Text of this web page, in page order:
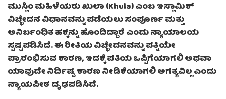
ಮುಸ್ಲಿಂ ಮಹಿಳೆಯರು ಖುಲಾ (Khula) ಎಂಬ ಇಸ್ಲಾಮಿಕ್
ವಿಚ್ಛೇದನ ವಿಧಾನವನ್ನು ಪಡೆಯಲು ಸಂಪೂರ್ಣ ಮತ್ತು
ಅನಿರ್ಬಂಧಿತ ಹಕ್ಕನ್ನು ಹೊಂದಿದ್ದಾರೆ ಎಂದು ನ್ಯಾಯಾಲಯ
ಸ್ಪಷ್ಟಪಡಿಸಿದೆ. ಈ ರೀತಿಯ ವಿಚ್ಛೇದನವನ್ನು ಪತ್ನಿಯೇ
ಪ್ರಾರಂಭಿಸುವ ಕಾರಣ, ಇದಕ್ಕೆ ಪತಿಯ ಒಪ್ಪಿಗೆಯಾಗಲಿ ಅಥವಾ
ಯಾವುದೇ ನಿರ್ದಿಷ್ಟ ಕಾರಣ ನೀಡಿಕೆಯಾಗಲಿ ಅಗತ್ಯವಿಲ್ಲ ಎಂದು
ನ್ಯಾಯಪೀಠ ದೃಢಪಡಿಸಿದೆ.